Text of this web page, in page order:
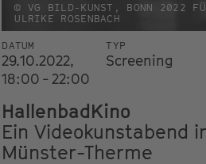
© VG BILD-KUNST, BONN 2022
ULRIKE ROSENBACH
DATUM
29.10.2022,
18:00 - 22:00
TYP
Screening
HallenbadKino
Ein Videokunstabend
Münster-Therme